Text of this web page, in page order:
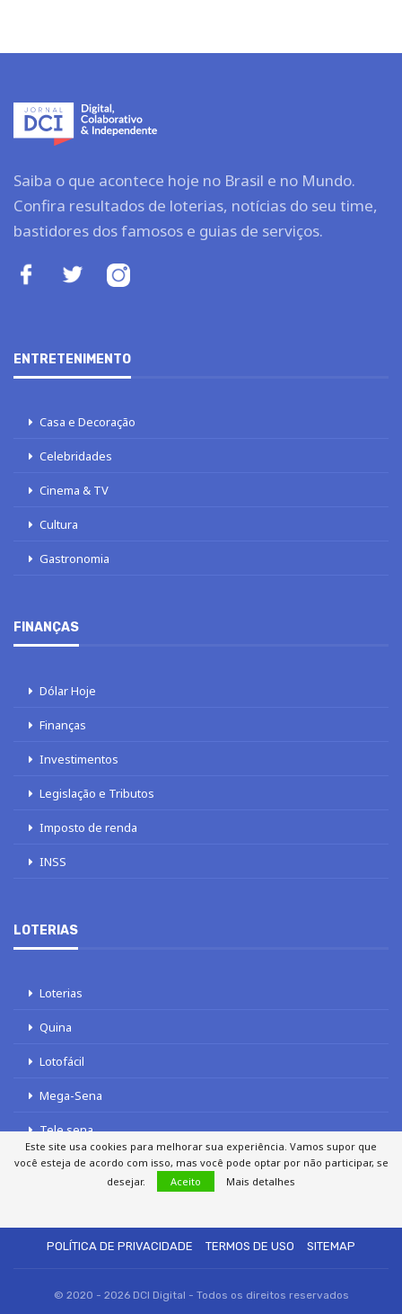
Saiba o que acontece hoje no Brasil e no Mundo.
Confira resultados de loterias, notícias do seu time,
bastidores dos famosos e guias de serviços.
ENTRETENIMENTO
Casa e Decoração
Celebridades
Cinema & TV
Cultura
Gastronomia
FINANÇAS
Dólar Hoje
Finanças
Investimentos
Legislação e Tributos
Imposto de renda
INSS
LOTERIAS
Loterias
Quina
Lotofácil
Mega-Sena
Tele sena
POLÍTICA DE PRIVACIDADE
TERMOS DE USO SITEMAP
© 2020 - 2026 DCI Digital - Todos os direitos reservados
Este site usa cookies para melhorar sua experiência. Vamos supor que
você esteja de acordo com isso, mas você pode optar por não participar, se
desejar.
Aceito Mais detalhes